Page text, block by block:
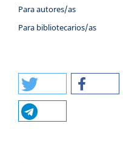
Para autores/as
Para bibliotecarios/as